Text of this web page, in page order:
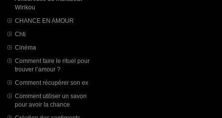
Wirikou
CHANCE EN AMOUR
Chti
Cinéma
Comment faire le rituel pour
trouver l’amour ?
Comment récupérer son ex
Comment utiliser un savon
pour avoir la chance